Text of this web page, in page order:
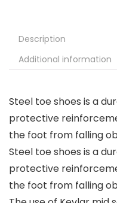
Description
Additional information
Steel toe shoes is a
protective
the foot from falling
Steel toe shoes is a
protective
the foot from falling